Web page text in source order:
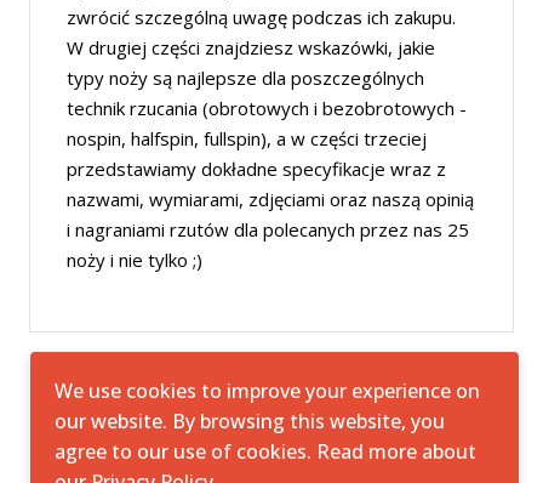
zwrócić szczególną uwagę podczas ich zakupu.
W drugiej części znajdziesz wskazówki, jakie
typy noży są najlepsze dla poszczególnych
technik rzucania (obrotowych i bezobrotowych -
nospin, halfspin, fullspin), a w części trzeciej
przedstawiamy dokładne specyfikacje wraz z
nazwami, wymiarami, zdjęciami oraz naszą opinią
i nagraniami rzutów dla polecanych przez nas 25
noży i nie tylko ;)
© 2026All Rights Reserved.
We use cookies to improve your experience on
our website. By browsing this website, you
agree to our use of cookies. Read more about